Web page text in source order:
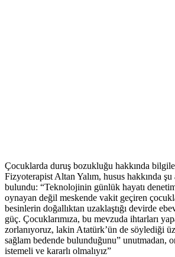
Çocuklarda duruş bozukluğu hakkında
Fizyoterapist Altan Yalım, husus hakkında şu
bulundu: “Teknolojinin günlük hayatı
oynayan değil meskende vakit geçiren
besinlerin doğallıktan uzaklaştığı devirde
güç. Çocuklarımıza, bu mevzuda ihtarları
zorlanıyoruz, lakin Atatürk’ün de söylediği
sağlam bedende bulunduğunu” unutmadan,
istemeli ve kararlı olmalıyız”